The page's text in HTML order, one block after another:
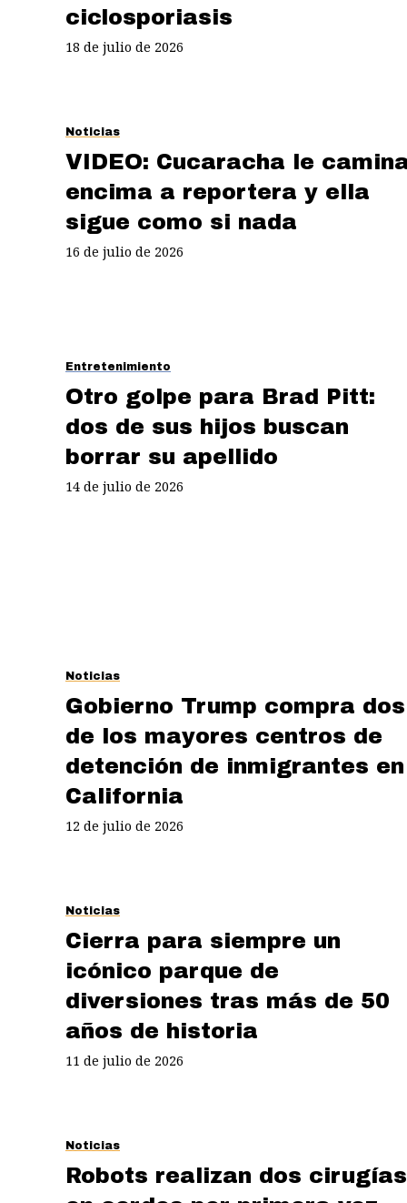
ciclosporiasis
18 de julio de 2026
Noticias
VIDEO: Cucaracha le
encima a reportera y ella
sigue como si nada
16 de julio de 2026
Entretenimiento
Otro golpe para Brad Pitt:
dos de sus hijos buscan
borrar su apellido
14 de julio de 2026
Noticias
Gobierno Trump compra dos
de los mayores centros de
detención de inmigrantes en
California
12 de julio de 2026
Noticias
Cierra para siempre un
icónico parque de
diversiones tras más de 50
años de historia
11 de julio de 2026
Noticias
Robots realizan dos cirugías